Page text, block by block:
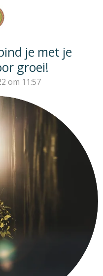
je met je
groei!
om 11:57